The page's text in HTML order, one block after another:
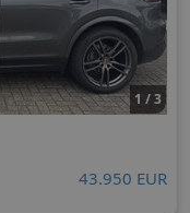
1 / 3
43.950 EUR